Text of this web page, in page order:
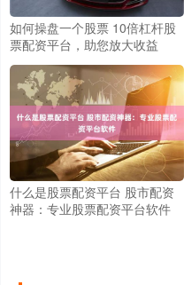
如何操盘一个股票 10倍杠杆股
票配资平台，助您放大收益
什么是股票配资平台 股市配资
神器：专业股票配资平台软件